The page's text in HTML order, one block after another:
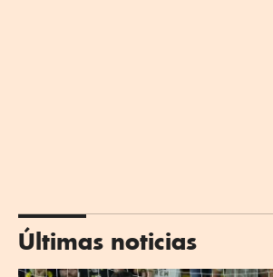
Últimas noticias